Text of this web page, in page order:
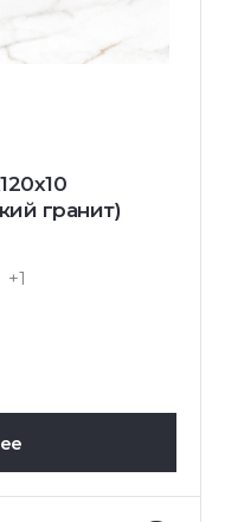
гранит)
+1